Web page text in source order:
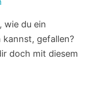
wie du ein
kannst, gefallen?
doch mit diesem